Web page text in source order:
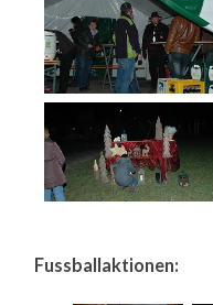
Fussballaktionen: